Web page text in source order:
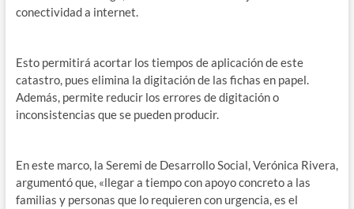
conectividad a internet.
Esto permitirá acortar los tiempos de aplicación de este
catastro, pues elimina la digitación de las fichas en papel.
Además, permite reducir los errores de digitación o
inconsistencias que se pueden producir.
En este marco, la Seremi de Desarrollo Social, Verónica Rivera,
argumentó que, «llegar a tiempo con apoyo concreto a las
familias y personas que lo requieren con urgencia, es el